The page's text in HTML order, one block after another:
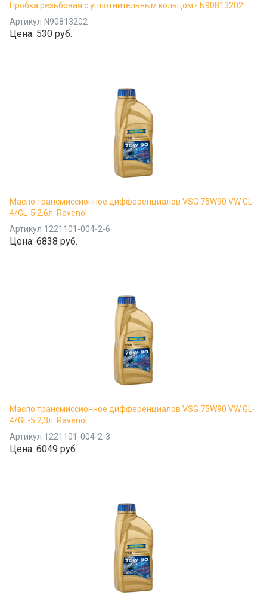
Пробка резьбовая с уплотнительным кольцом - N90813202
Артикул N90813202
Цена: 530 руб.
Масло трансмиссионное дифференциалов VSG 75W90 VW GL-
4/GL-5 2,6л. Ravenol
Артикул 1221101-004-2-6
Цена: 6838 руб.
Масло трансмиссионное дифференциалов VSG 75W90 VW GL-
4/GL-5 2,3л. Ravenol
Артикул 1221101-004-2-3
Цена: 6049 руб.